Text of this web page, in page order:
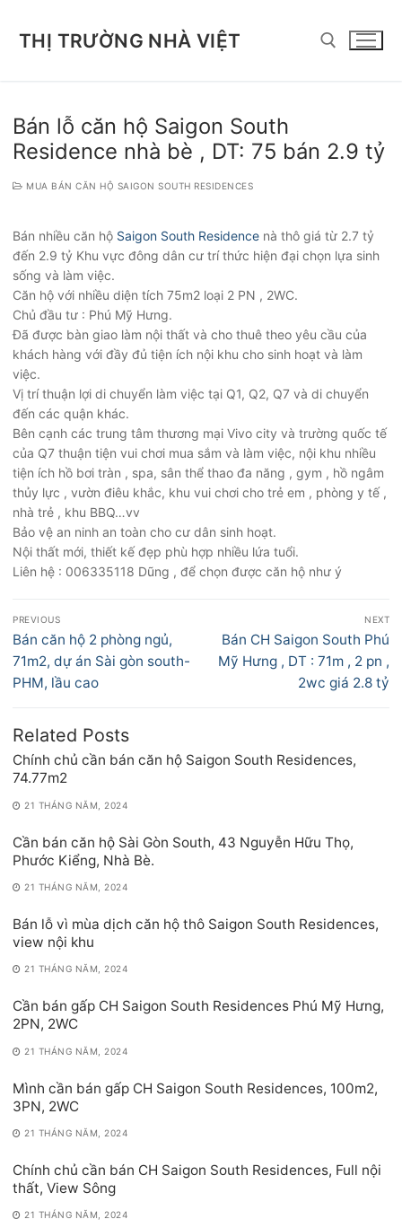
THỊ TRƯỜNG NHÀ VIỆT
Bán lỗ căn hộ Saigon South
Residence nhà bè , DT: 75 bán 2.9 tỷ
MUA BÁN CĂN HỘ SAIGON SOUTH RESIDENCES
Bán nhiều căn hộ Saigon South Residence nà thô giá từ 2.7 tỷ
đến 2.9 tỷ Khu vực đông dân cư trí thức hiện đại chọn lựa sinh
sống và làm việc.
Căn hộ với nhiều diện tích 75m2 loại 2 PN , 2WC.
Chủ đầu tư : Phú Mỹ Hưng.
Đã được bàn giao làm nội thất và cho thuê theo yêu cầu của
khách hàng với đầy đủ tiện ích nội khu cho sinh hoạt và làm
việc.
Vị trí thuận lợi di chuyển làm việc tại Q1, Q2, Q7 và di chuyển
đến các quận khác.
Bên cạnh các trung tâm thương mại Vivo city và trường quốc tế
của Q7 thuận tiện vui chơi mua sắm và làm việc, nội khu nhiều
tiện ích hồ bơi tràn , spa, sân thể thao đa năng , gym , hồ ngâm
thủy lực , vườn điêu khắc, khu vui chơi cho trẻ em , phòng y tế ,
nhà trẻ , khu BBQ…vv
Bảo vệ an ninh an toàn cho cư dân sinh hoạt.
Nội thất mới, thiết kế đẹp phù hợp nhiều lứa tuổi.
Liên hệ : 006335118 Dũng , để chọn được căn hộ như ý
Điều
hướng
bài
viết
PREVIOUS
Previous
post:
Bán căn hộ 2 phòng ngủ,
71m2, dự án Sài gòn south-
PHM, lầu cao
NEXT
Next
post:
Bán CH Saigon South Phú
Mỹ Hưng , DT : 71m , 2 pn ,
2wc giá 2.8 tỷ
Related Posts
Chính chủ cần bán căn hộ Saigon South Residences,
74.77m2
21 THÁNG NĂM, 2024
Cần bán căn hộ Sài Gòn South, 43 Nguyễn Hữu Thọ,
Phước Kiểng, Nhà Bè.
21 THÁNG NĂM, 2024
Bán lỗ vì mùa dịch căn hộ thô Saigon South Residences,
view nội khu
21 THÁNG NĂM, 2024
Cần bán gấp CH Saigon South Residences Phú Mỹ Hưng,
2PN, 2WC
21 THÁNG NĂM, 2024
Mình cần bán gấp CH Saigon South Residences, 100m2,
3PN, 2WC
21 THÁNG NĂM, 2024
Chính chủ cần bán CH Saigon South Residences, Full nội
thất, View Sông
21 THÁNG NĂM, 2024